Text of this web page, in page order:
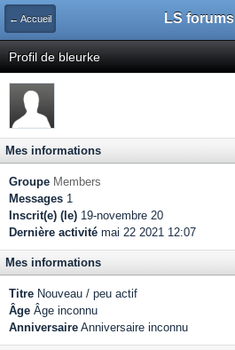
← Accueil LS forums
Profil de bleurke
Mes informations
Groupe Members
Messages 1
Inscrit(e) (le) 19-novembre 20
Dernière activité mai 22 2021 12:07
Mes informations
Titre Nouveau / peu actif
Âge Âge inconnu
Anniversaire Anniversaire inconnu